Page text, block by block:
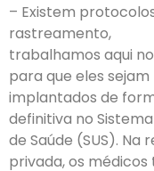
– Existem
rastreamento,
trabalhamos aqui
para que eles sejam
implantados de
definitiva no
de Saúde (SUS). Na
privada, os médicos